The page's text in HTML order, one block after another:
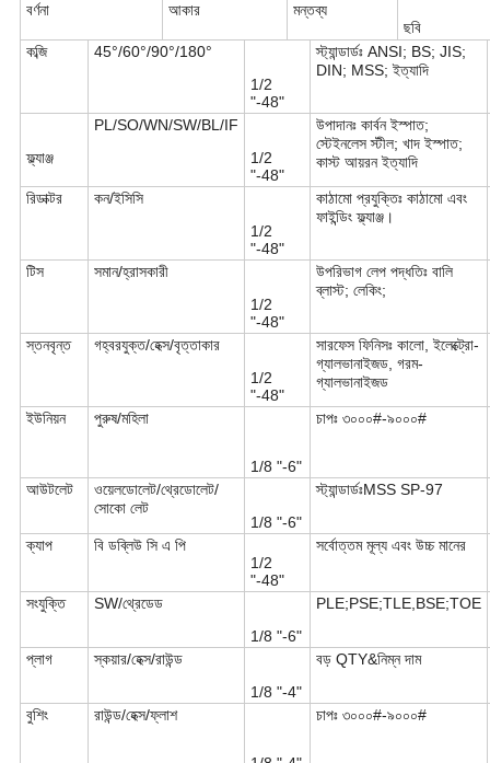
বর্ণনা আকার
মন্তব্য
ছবি
কব্জি
45°/60°/90°/180°
1/2
"-48"
স্ট্যান্ডার্ডঃ ANSI; BS; JIS;
DIN; MSS; ইত্যাদি
ফ্ল্যাঞ্জ
PL/SO/WN/SW/BL/IF
1/2
"-48"
উপাদানঃ কার্বন ইস্পাত;
স্টেইনলেস স্টীল; খাদ ইস্পাত;
কাস্ট আয়রন ইত্যাদি
রিডাক্টর
কন/ইসিসি
1/2
"-48"
কাঠামো প্রযুক্তিঃ কাঠামো এবং
ফাইন্ডিং ফ্ল্যাঞ্জ।
টিস
সমান/হ্রাসকারী
1/2
"-48"
উপরিভাগ লেপ পদ্ধতিঃ বালি
ব্লাস্ট; লেকিং;
স্তনবৃন্ত
গহ্বরযুক্ত/হেক্স/বৃত্তাকার
1/2
"-48"
সারফেস ফিনিসঃ কালো, ইলেক্ট্রো-
গ্যালভানাইজড, গরম-
গ্যালভানাইজড
ইউনিয়ন পুরুষ/মহিলা
1/8 "-6"
চাপঃ ৩০০০#-৯০০০#
আউটলেট
ওয়েলডোলেট/থ্রেডোলেট/
সোকো লেট
1/8 "-6"
স্ট্যান্ডার্ডঃMSS SP-97
ক্যাপ
বি ডব্লিউ সি এ পি
1/2
"-48"
সর্বোত্তম মূল্য এবং উচ্চ মানের
সংযুক্তি
SW/থ্রেডেড
1/8 "-6"
PLE;PSE;TLE,BSE;TOE
প্লাগ
স্কয়ার/হেক্স/রাউন্ড
1/8 "-4"
বড় QTY&নিম্ন দাম
বুশিং রাউন্ড/হেক্স/ফ্লাশ চাপঃ ৩০০০#-৯০০০#